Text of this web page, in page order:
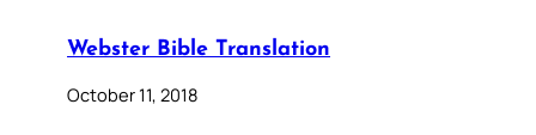
Webster Bible Translation
October 11, 2018